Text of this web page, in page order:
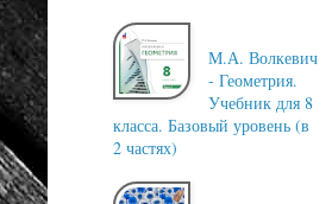
М.А. Волкевич
- Геометрия.
Учебник для 8
класса. Базовый уровень (в
2 частях)